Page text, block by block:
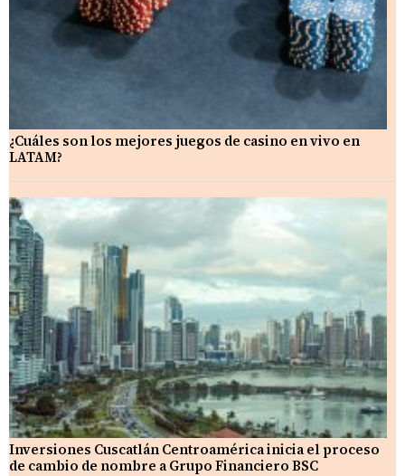
¿Cuáles son los mejores juegos de casino en vivo en
LATAM?
Inversiones Cuscatlán Centroamérica inicia el proceso
de cambio de nombre a Grupo Financiero BSC